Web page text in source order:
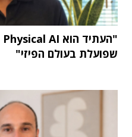
שפועלת בעולם הפיזי"